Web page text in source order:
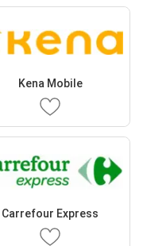
Kena Mobile
Carrefour Express